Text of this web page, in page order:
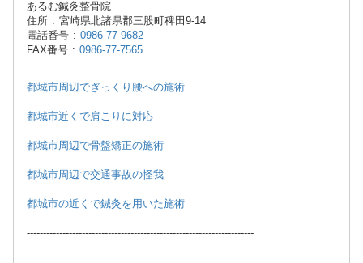
あるむ鍼灸整骨院
住所 : 宮崎県北諸県郡三股町稗田9-14
電話番号 : 0986-77-9682
FAX番号 : 0986-77-7565
都城市周辺でぎっくり腰への施術
都城市近くで肩こりに対応
都城市周辺で骨盤矯正の施術
都城市周辺で交通事故の怪我
都城市の近くで鍼灸を用いた施術
----------------------------------------------------------------------